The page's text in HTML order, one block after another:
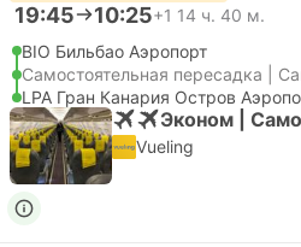
19:45 10:25+1 14 ч. 40 м.
BIO Бильбао Аэропорт
Самостоятельная пересадка |
LPA Гран Канария Остров
Эконом |
Vueling